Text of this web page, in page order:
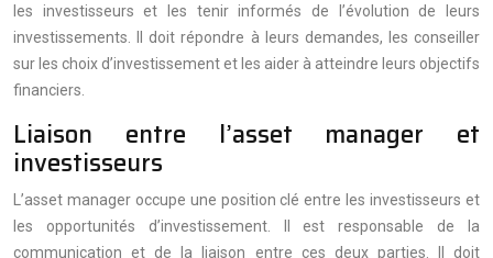
les investisseurs et les tenir informés de l’évolution de leurs
investissements. Il doit répondre à leurs demandes, les conseiller
sur les choix d’investissement et les aider à atteindre leurs objectifs
financiers.
Liaison entre l’asset manager et
investisseurs
L’asset manager occupe une position clé entre les investisseurs et
les opportunités d’investissement. Il est responsable de la
communication et de la liaison entre ces deux parties. Il doit